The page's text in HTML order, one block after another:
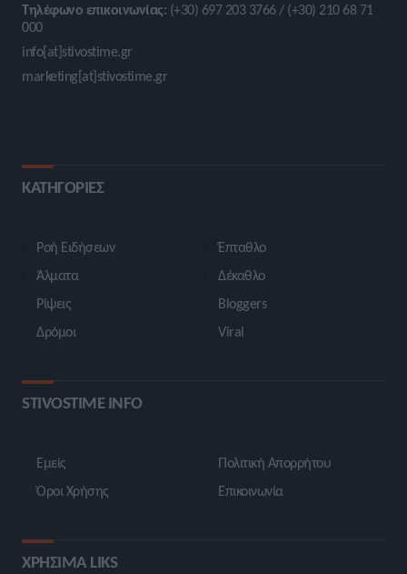
Τηλέφωνο επικοινωνίας: (+30) 697 203 3766 / (+30) 210 68 71
000
info[at]stivostime.gr
marketing[at]stivostime.gr
ΚΑΤΗΓΟΡΙΕΣ
Ροή Ειδήσεων
Άλματα
Ρίψεις
Δρόμοι
Έπταθλο
Δέκαθλο
Bloggers
Viral
STIVOSTIME INFO
Εμείς
Όροι Χρήσης
Πολιτική Απορρήτου
Επικοινωνία
ΧΡΗΣΙΜΑ LIKS